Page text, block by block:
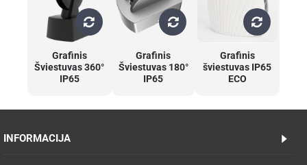
Grafinis
Šviestuvas 360°
IP65
Grafinis
Šviestuvas 180°
IP65
Grafinis
šviestuvas IP65
ECO
INFORMACIJA